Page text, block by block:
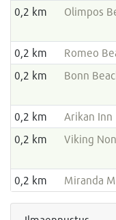
0,2 km
Olimpos
0,2 km
Romeo
0,2 km
Bonn
0,2 km
Arikan
0,2 km
Viking
0,2 km Miranda